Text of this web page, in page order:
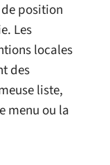
position
Les
locales
des
liste,
menu ou la